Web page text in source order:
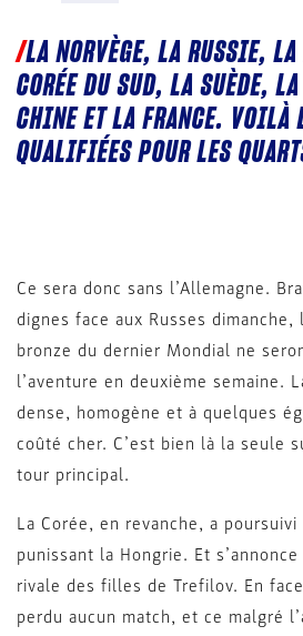
LA NORVÈGE, LA RUSSIE, LA
CORÉE DU SUD, LA SUÈDE,
CHINE ET LA FRANCE. VOILÀ
QUALIFIÉES POUR LES
Ce sera donc sans l’Allemagne.
dignes face aux Russes
bronze du dernier Mondial ne
l’aventure en deuxième semaine.
dense, homogène et à quelques
coûté cher. C’est bien là la seule
tour principal.
La Corée, en revanche, a
punissant la Hongrie. Et
rivale des filles de Trefilov. En
perdu aucun match, et ce malgré